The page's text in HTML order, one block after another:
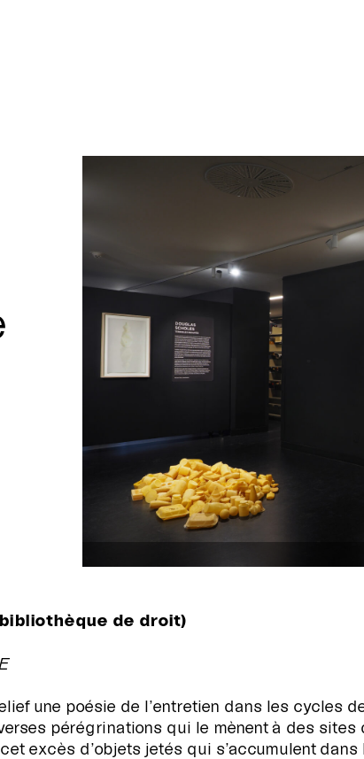
de droit)
une poésie de l’entretien dans les cycles
pérégrinations qui le mènent à des
excès d’objets jetés qui s’accumulent